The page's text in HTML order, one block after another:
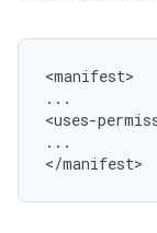
<manifest>
...
<uses-
...